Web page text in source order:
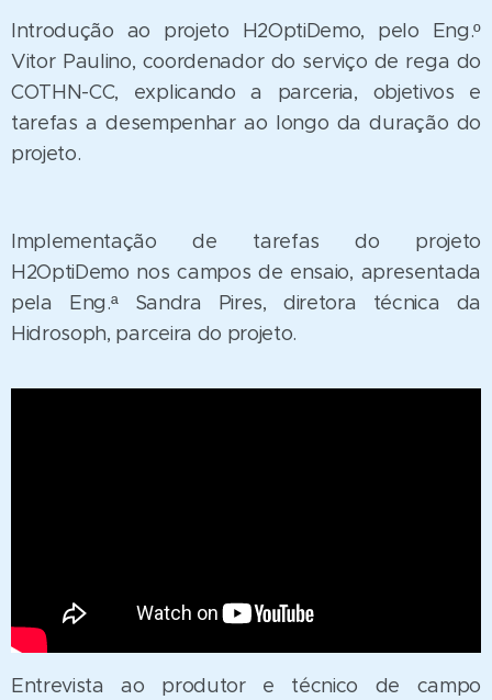
Introdução ao projeto H2OptiDemo, pelo Eng.º
Vitor Paulino, coordenador do serviço de rega do
COTHN-CC, explicando a parceria, objetivos e
tarefas a desempenhar ao longo da duração do
projeto.
Implementação de tarefas do projeto
H2OptiDemo nos campos de ensaio, apresentada
pela Eng.ª Sandra Pires, diretora técnica da
Hidrosoph, parceira do projeto.
Entrevista ao produtor e técnico de campo